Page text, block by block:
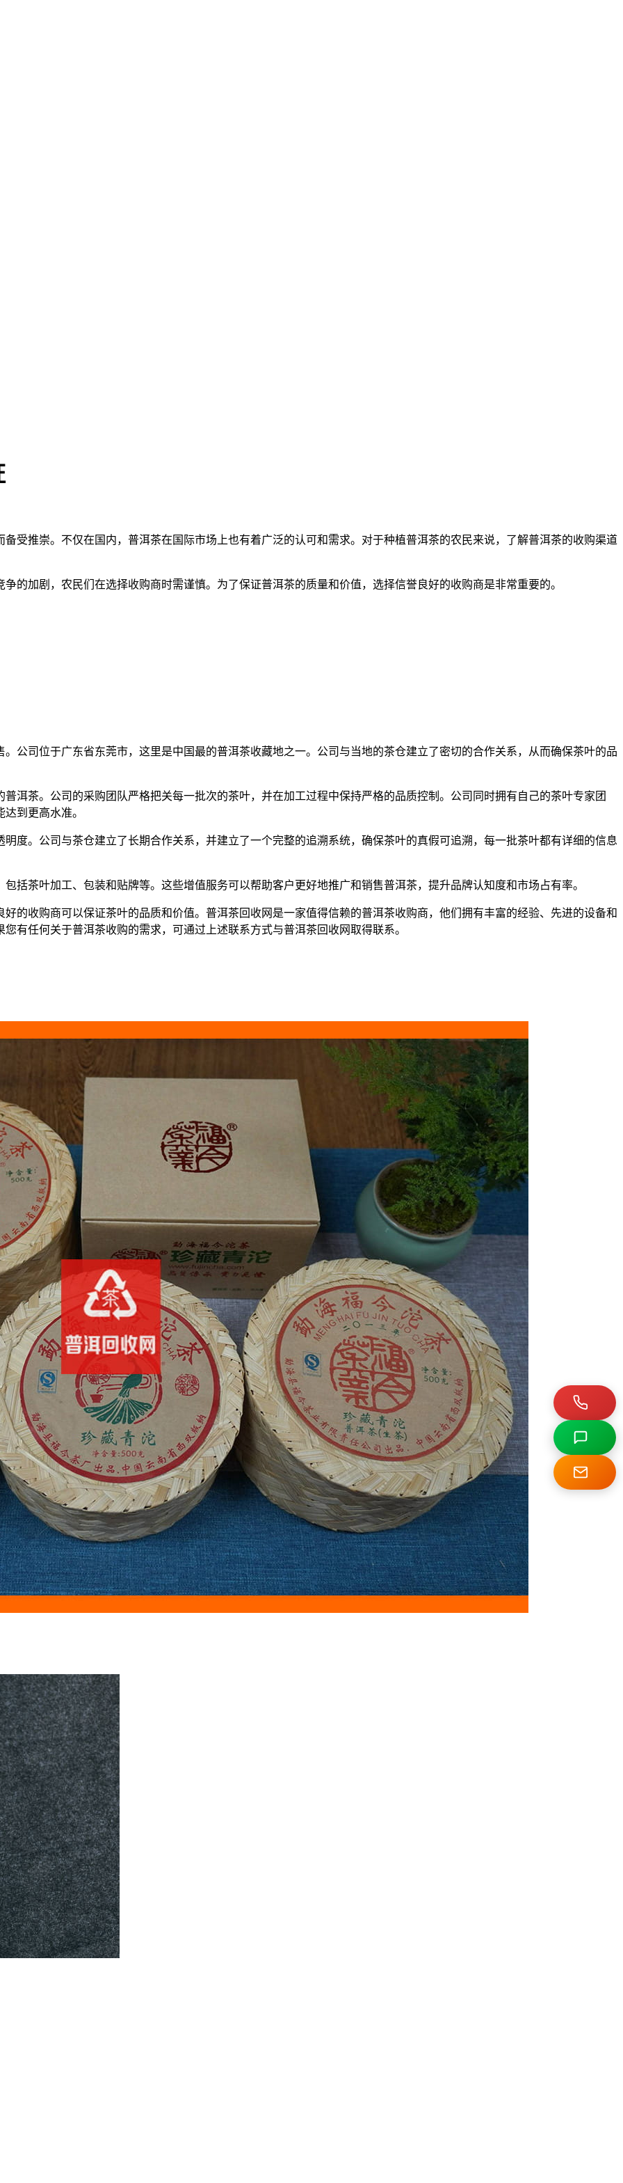
受推崇。不仅在国内，普洱茶在国际市场上也有着广泛的认可和需求。对于种植普洱茶的农民来说，了解普洱茶的收购渠道
的加剧，农民们在选择收购商时需谨慎。为了保证普洱茶的质量和价值，选择信誉良好的收购商是非常重要的。
公司位于广东省东莞市，这里是中国最的普洱茶收藏地之一。公司与当地的茶仓建立了密切的合作关系，从而确保茶叶的品
洱茶。公司的采购团队严格把关每一批次的茶叶，并在加工过程中保持严格的品质控制。公司同时拥有自己的茶叶专家团
到更高水准。
度。公司与茶仓建立了长期合作关系，并建立了一个完整的追溯系统，确保茶叶的真假可追溯，每一批茶叶都有详细的信息
括茶叶加工、包装和贴牌等。这些增值服务可以帮助客户更好地推广和销售普洱茶，提升品牌认知度和市场占有率。
的收购商可以保证茶叶的品质和价值。普洱茶回收网是一家值得信赖的普洱茶收购商，他们拥有丰富的经验、先进的设备和
有任何关于普洱茶收购的需求，可通过上述联系方式与普洱茶回收网取得联系。